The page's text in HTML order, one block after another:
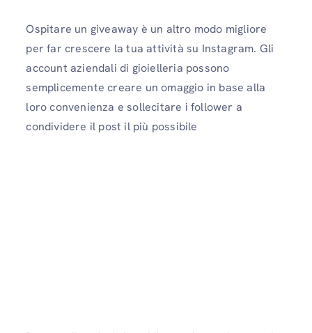
Ospitare un giveaway è un altro modo migliore
per far crescere la tua attività su Instagram. Gli
account aziendali di gioielleria possono
semplicemente creare un omaggio in base alla
loro convenienza e sollecitare i follower a
condividere il post il più possibile